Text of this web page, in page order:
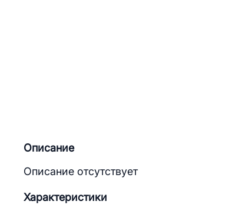
Описание
Описание отсутствует
Характеристики